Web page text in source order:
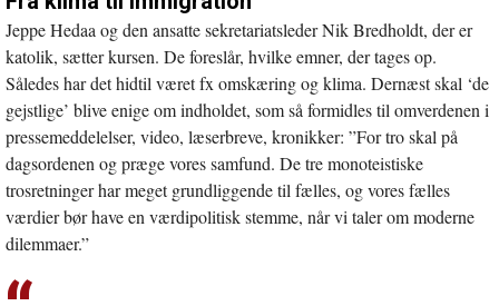
Jeppe Hedaa og den ansatte sekretariatsleder Nik Bredholdt, der er
katolik, sætter kursen. De foreslår, hvilke emner, der tages op.
Således har det hidtil været fx omskæring og klima. Dernæst skal ‘de
gejstlige’ blive enige om indholdet, som så formidles til omverdenen i
pressemeddelelser, video, læserbreve, kronikker: ”For tro skal på
dagsordenen og præge vores samfund. De tre monoteistiske
trosretninger har meget grundliggende til fælles, og vores fælles
værdier bør have en værdipolitisk stemme, når vi taler om moderne
dilemmaer.”